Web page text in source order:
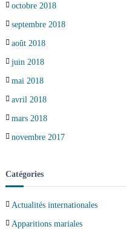
octobre 2018
septembre 2018
août 2018
juin 2018
mai 2018
avril 2018
mars 2018
novembre 2017
Catégories
Actualités internationales
Apparitions mariales